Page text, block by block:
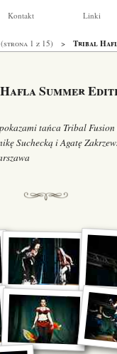
Kontakt Linki
1 z 15) Tribal
Summer
tańca Tribal Fusion
Suchecką i Agatę